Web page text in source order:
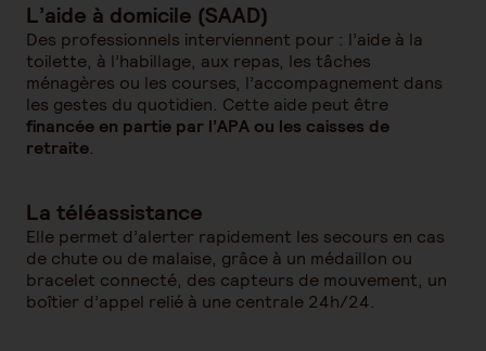
L’aide à domicile (SAAD)
Des professionnels interviennent pour : l’aide à la
toilette, à l’habillage, aux repas, les tâches
ménagères ou les courses, l’accompagnement dans
les gestes du quotidien. Cette aide peut être
financée en partie par l’APA ou les caisses de
retraite.
La téléassistance
Elle permet d’alerter rapidement les secours en cas
de chute ou de malaise, grâce à un médaillon ou
bracelet connecté, des capteurs de mouvement, un
boîtier d’appel relié à une centrale 24h/24.